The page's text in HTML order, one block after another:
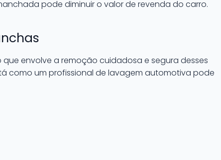
pode diminuir o valor de revenda do carro.
envolve a remoção cuidadosa e segura desses
como um profissional de lavagem automotiva pode